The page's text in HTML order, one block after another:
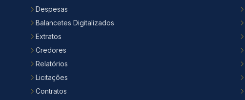
Despesas
Balancetes Digitalizados
Extratos
Credores
Relatórios
Licitações
Contratos